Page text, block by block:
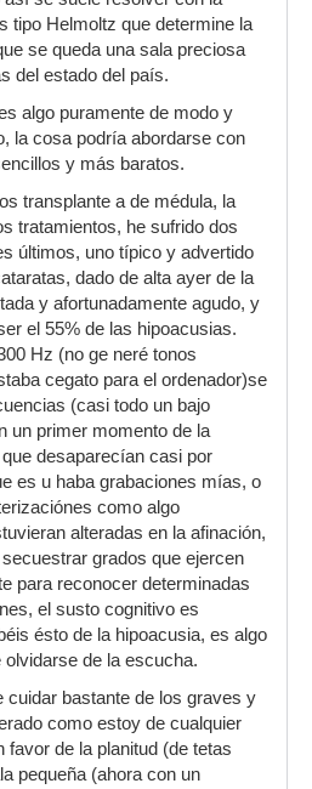
tipo Helmoltz que determine la
se queda una sala preciosa
del estado del país.
algo puramente de modo y
la cosa podría abordarse con
y más baratos.
transplante a de médula, la
tratamientos, he sufrido dos
últimos, uno típico y advertido
dado de alta ayer de la
y afortunadamente agudo, y
el 55% de las hipoacusias.
Hz (no ge neré tonos
cegato para el ordenador)se
(casi todo un bajo
un primer momento de la
desaparecían casi por
es u haba grabaciones mías, o
como algo
alteradas en la afinación,
grados que ejercen
para reconocer determinadas
el susto cognitivo es
ésto de la hipoacusia, es algo
de la escucha.
cuidar bastante de los graves y
como estoy de cualquier
favor de la planitud (de tetas
pequeña (ahora con un